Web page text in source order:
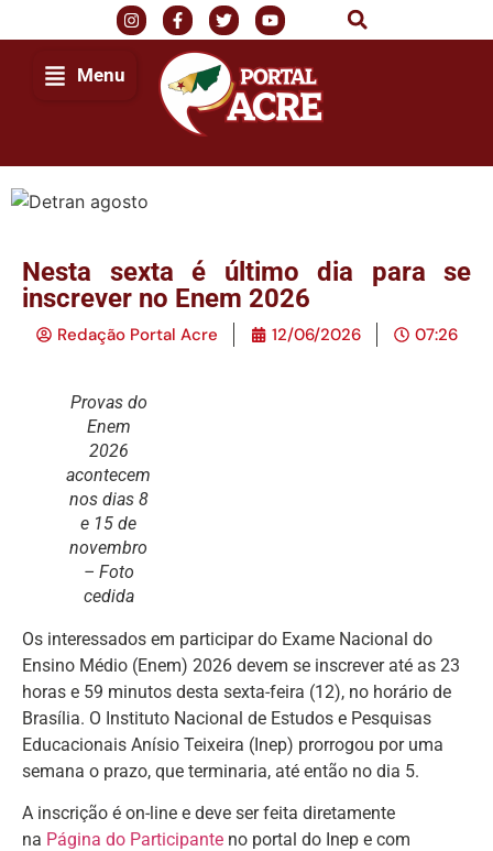
Menu
Nesta sexta é último dia para se
inscrever no Enem 2026
Redação Portal Acre 12/06/2026 07:26
Provas do
Enem
2026
acontecem
nos dias 8
e 15 de
novembro
– Foto
cedida
Os interessados em participar do Exame Nacional do
Ensino Médio (Enem) 2026 devem se inscrever até as 23
horas e 59 minutos desta sexta-feira (12), no horário de
Brasília. O Instituto Nacional de Estudos e Pesquisas
Educacionais Anísio Teixeira (Inep) prorrogou por uma
semana o prazo, que terminaria, até então no dia 5.
A inscrição é on-line e deve ser feita diretamente
na Página do Participante no portal do Inep e com